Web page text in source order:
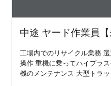
中途 ヤード作業員【
工場内でのリサイクル業務
操作 重機に乗ってハイプラ
機のメンテナンス 大型トラ